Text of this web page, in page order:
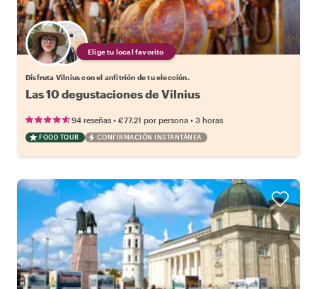
Elige tu local favorito
Disfruta Vilnius con el anfitrión de tu elección.
Las 10 degustaciones de Vilnius
94 reseñas • €77.21 por persona • 3 horas
FOOD TOUR CONFIRMACIÓN INSTANTÁNEA